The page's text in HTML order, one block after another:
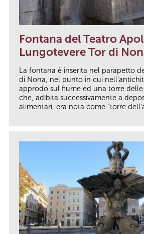
Fontana del Teatro
Lungotevere Tor di
La fontana è inserita nel parapetto
di Nona, nel punto in cui
approdo sul fiume ed una torre
che, adibita successivamente a
alimentari, era nota come “torre